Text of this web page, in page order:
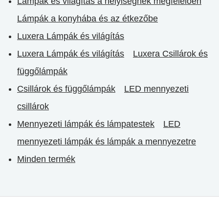
Lámpák a konyhába és az étkezőbe
Luxera Lámpák és világítás
Luxera Lámpák és világítás
Luxera Csillárok és
függőlámpák
Csillárok és függőlámpák
LED mennyezeti
csillárok
Mennyezeti lámpák és lámpatestek
LED
mennyezeti lámpák és lámpák a mennyezetre
Minden termék